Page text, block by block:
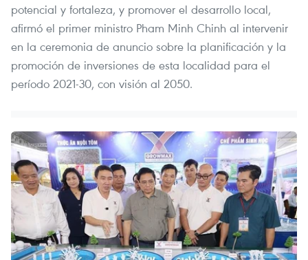
potencial y fortaleza, y promover el desarrollo local,
afirmó el primer ministro Pham Minh Chinh al intervenir
en la ceremonia de anuncio sobre la planificación y la
promoción de inversiones de esta localidad para el
período 2021-30, con visión al 2050.